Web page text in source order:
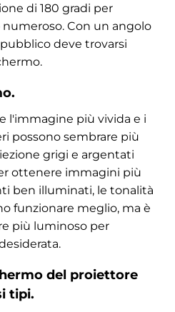
di 180 gradi per
Con un angolo
deve trovarsi
l'immagine più vivida e i
possono sembrare più
grigi e argentati
ottenere immagini più
ben illuminati, le tonalità
funzionare meglio, ma è
più luminoso per
del proiettore
tipi.